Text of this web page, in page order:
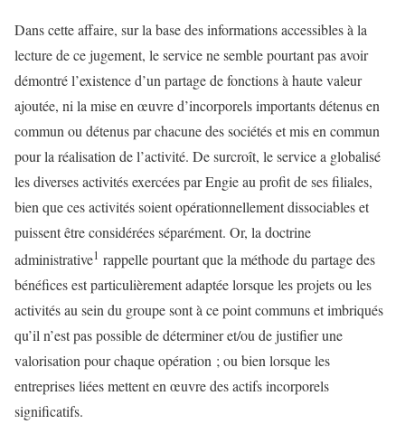
Dans cette affaire, sur la base des informations accessibles à la
lecture de ce jugement, le service ne semble pourtant pas avoir
démontré l’existence d’un partage de fonctions à haute valeur
ajoutée, ni la mise en œuvre d’incorporels importants détenus en
commun ou détenus par chacune des sociétés et mis en commun
pour la réalisation de l’activité. De surcroît, le service a globalisé
les diverses activités exercées par Engie au profit de ses filiales,
bien que ces activités soient opérationnellement dissociables et
puissent être considérées séparément. Or, la doctrine
administrative1 rappelle pourtant que la méthode du partage des
bénéfices est particulièrement adaptée lorsque les projets ou les
activités au sein du groupe sont à ce point communs et imbriqués
qu’il n’est pas possible de déterminer et/ou de justifier une
valorisation pour chaque opération ; ou bien lorsque les
entreprises liées mettent en œuvre des actifs incorporels
significatifs.